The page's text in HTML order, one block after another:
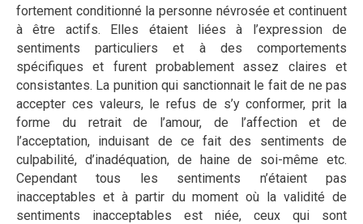
fortement conditionné la personne névrosée et continuent
à être actifs. Elles étaient liées à l’expression de
sentiments particuliers et à des comportements
spécifiques et furent probablement assez claires et
consistantes. La punition qui sanctionnait le fait de ne pas
accepter ces valeurs, le refus de s’y conformer, prit la
forme du retrait de l’amour, de l’affection et de
l’acceptation, induisant de ce fait des sentiments de
culpabilité, d’inadéquation, de haine de soi-même etc.
Cependant tous les sentiments n’étaient pas
inacceptables et à partir du moment où la validité de
sentiments inacceptables est niée, ceux qui sont